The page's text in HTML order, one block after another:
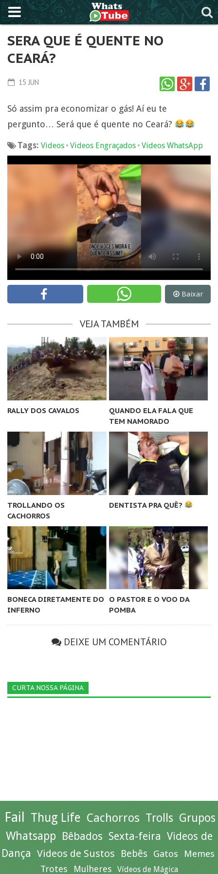
SERA QUE É QUENTE NO
CEARÁ?
15 JUN
Só assim pra economizar o gás! Aí eu te
pergunto… Será que é quente no Ceará?
Tags: Videos • Videos Engraçados • Videos WhatsApp
Baixar
VEJA TAMBÉM
RALLY DOS CAVALOS
QUANDO ELA FALA QUE
TEM NAMORADO
TROLLANDO OS
CACHORROS
DENTISTA PRA QUÊ?
BONECA DIRETAMENTE DO
INFERNO
O PASTOR E O VOO DA
POMBA
DEIXE UM COMENTÁRIO
CURTA NOSSA PÁGINA
Fail Thug Life Cachorros Trolls Grupos
Whatsapp Bêbados Sexta-feira Videos de
Dança Videos de Sustos Bebês Gatos Memes
Trotes Mulheres Vídeos de Mágica